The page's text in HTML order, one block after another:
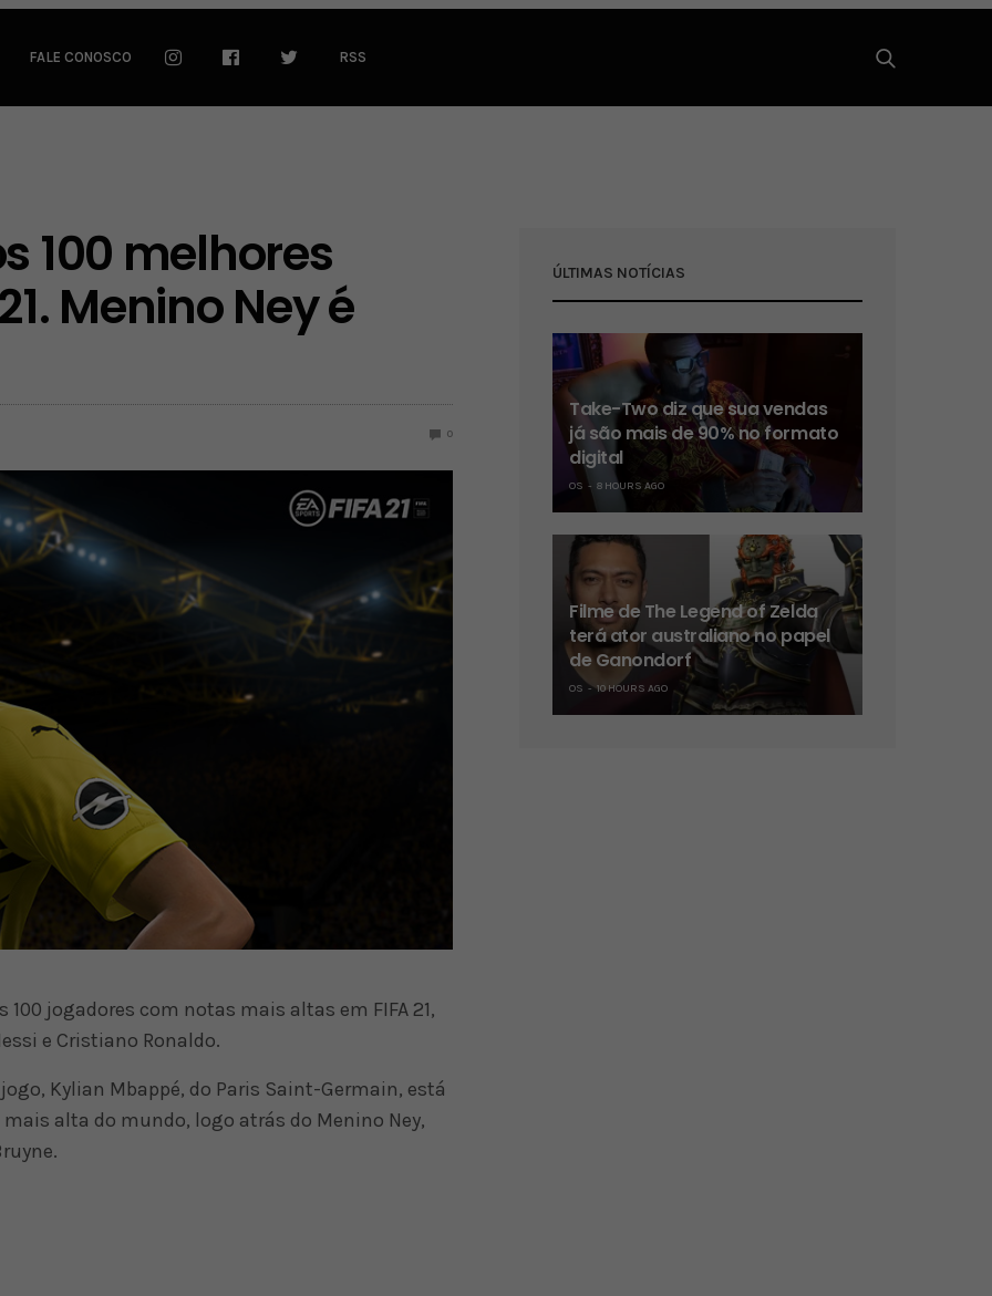
FALE CONOSCO RSS
100 melhores
Menino Ney é
0
jogadores com notas mais altas em FIFA 21,
e Cristiano Ronaldo.
Kylian Mbappé, do Paris Saint-Germain, está
alta do mundo, logo atrás do Menino Ney,
ÚLTIMAS NOTÍCIAS
Take-Two diz que sua vendas
já são mais de 90% no formato
digital
OS 8 HOURS AGO
Filme de The Legend of Zelda
terá ator australiano no papel
de Ganondorf
OS 10 HOURS AGO